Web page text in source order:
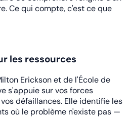
Ce qui compte, c'est ce que
les ressources
Erickson et de l'École de
s'appuie sur vos forces
défaillances. Elle identifie les
où le problème n'existe pas —